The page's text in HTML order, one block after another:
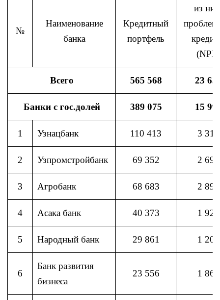
№
Наименование
банка
Кредитный
портфель
из
(NPL)
Всего 565 568 23
Банки с гос.долей 389 075 15
1 Узнацбанк 110 413 3 316
2 Узпромстройбанк 69 352 2 692
3 Агробанк 68 683 2 898
4 Асака банк 40 373 1 923
5 Народный банк 29 861 1 206
6
Банк развития
бизнеса
23 556 1 861